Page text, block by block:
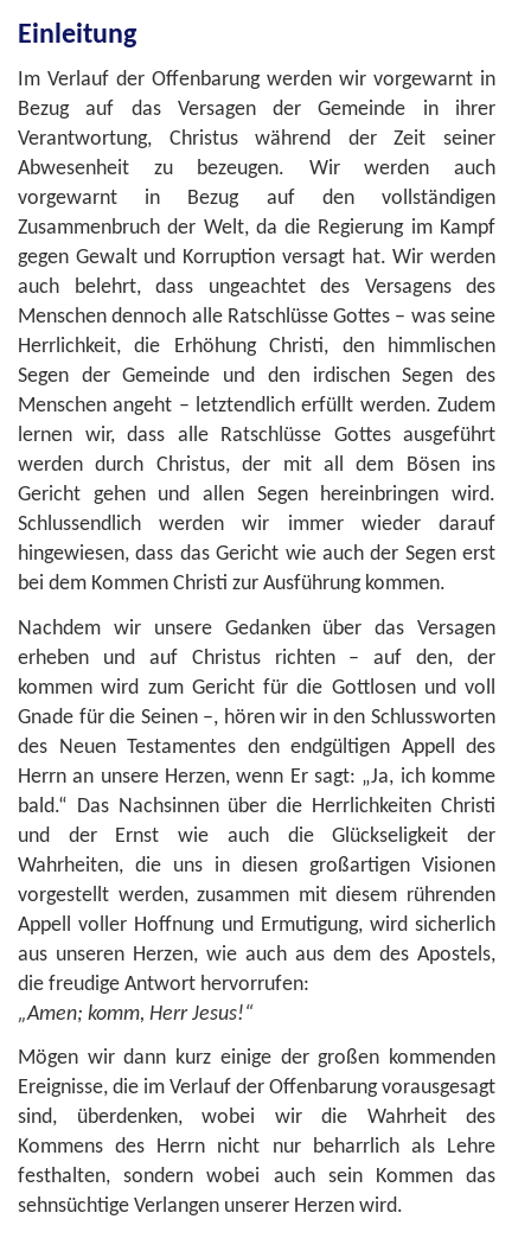
Einleitung
Im Verlauf der Offenbarung werden wir vorgewarnt in
Bezug auf das Versagen der Gemeinde in ihrer
Verantwortung, Christus während der Zeit seiner
Abwesenheit zu bezeugen. Wir werden auch
vorgewarnt in Bezug auf den vollständigen
Zusammenbruch der Welt, da die Regierung im Kampf
gegen Gewalt und Korruption versagt hat. Wir werden
auch belehrt, dass ungeachtet des Versagens des
Menschen dennoch alle Ratschlüsse Gottes – was seine
Herrlichkeit, die Erhöhung Christi, den himmlischen
Segen der Gemeinde und den irdischen Segen des
Menschen angeht – letztendlich erfüllt werden. Zudem
lernen wir, dass alle Ratschlüsse Gottes ausgeführt
werden durch Christus, der mit all dem Bösen ins
Gericht gehen und allen Segen hereinbringen wird.
Schlussendlich werden wir immer wieder darauf
hingewiesen, dass das Gericht wie auch der Segen erst
bei dem Kommen Christi zur Ausführung kommen.
Nachdem wir unsere Gedanken über das Versagen
erheben und auf Christus richten – auf den, der
kommen wird zum Gericht für die Gottlosen und voll
Gnade für die Seinen –, hören wir in den Schlussworten
des Neuen Testamentes den endgültigen Appell des
Herrn an unsere Herzen, wenn Er sagt: „Ja, ich komme
bald.“ Das Nachsinnen über die Herrlichkeiten Christi
und der Ernst wie auch die Glückseligkeit der
Wahrheiten, die uns in diesen großartigen Visionen
vorgestellt werden, zusammen mit diesem rührenden
Appell voller Hoffnung und Ermutigung, wird sicherlich
aus unseren Herzen, wie auch aus dem des Apostels,
die freudige Antwort hervorrufen:
„Amen; komm, Herr Jesus!“
Mögen wir dann kurz einige der großen kommenden
Ereignisse, die im Verlauf der Offenbarung vorausgesagt
sind, überdenken, wobei wir die Wahrheit des
Kommens des Herrn nicht nur beharrlich als Lehre
festhalten, sondern wobei auch sein Kommen das
sehnsüchtige Verlangen unserer Herzen wird.